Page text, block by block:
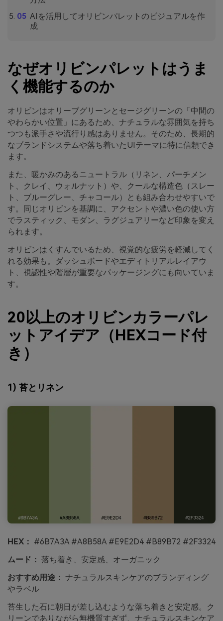
AIを活用してオリビンパレットのビジュアルを作
成
なぜオリビンパレットはうま
く機能するのか
オリビンはオリーブグリーンとセージグリーンの「中間の
やわらかい位置」にあるため、ナチュラルな雰囲気を持ち
つつも派手さや流行り感はありません。そのため、長期的
なブランドシステムや落ち着いたUIテーマに特に信頼でき
ます。
また、暖かみのあるニュートラル（リネン、パーチメン
ト、クレイ、ウォルナット）や、クールな構造色（スレー
ト、ブルーグレー、チャコール）とも組み合わせやすいで
す。同じオリビンを基調に、アクセントや濃い色の使い方
でラスティック、モダン、ラグジュアリーなど印象を変え
られます。
オリビンはくすんでいるため、視覚的な疲労を軽減してく
れる効果も。ダッシュボードやエディトリアルレイアウ
ト、視認性や階層が重要なパッケージングにも向いていま
す。
20以上のオリビンカラーパレ
ットアイデア（HEXコード付
き）
1) 苔とリネン
HEX： #6B7A3A #A8B58A #E9E2D4 #B89B72 #2F3324
ムード： 落ち着き、安定感、オーガニック
おすすめ用途： ナチュラルスキンケアのブランディング
やラベル
苔生した石に朝日が差し込むような落ち着きと安定感。ク
リーンでありながら無機質すぎず、ナチュラルスキンケア